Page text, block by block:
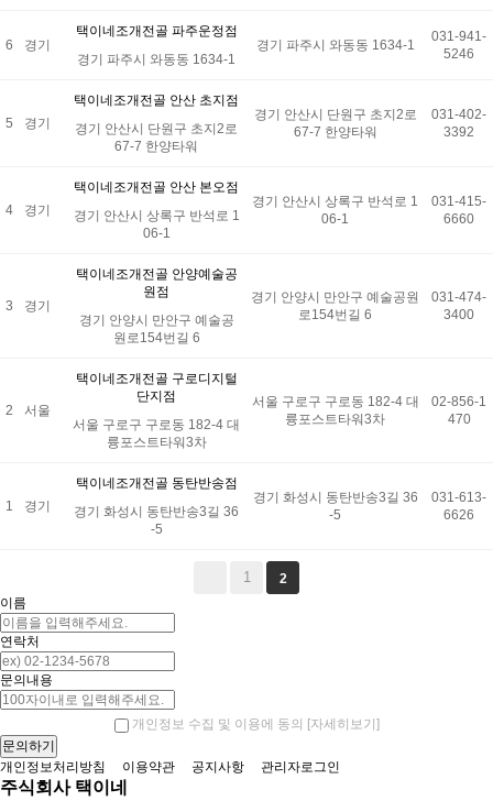
6 경기
택이네조개전골 파주운정점
경기 파주시 와동동 1634-1
경기 파주시 와동동 1634-1
031-941-
5246
5 경기
택이네조개전골 안산 초지점
경기 안산시 단원구 초지2로
67-7 한양타워
경기 안산시 단원구 초지2로
67-7 한양타워
031-402-
3392
4 경기
택이네조개전골 안산 본오점
경기 안산시 상록구 반석로 1
06-1
경기 안산시 상록구 반석로 1
06-1
031-415-
6660
3 경기
택이네조개전골 안양예술공
원점
경기 안양시 만안구 예술공
원로154번길 6
경기 안양시 만안구 예술공원
로154번길 6
031-474-
3400
2 서울
택이네조개전골 구로디지털
단지점
서울 구로구 구로동 182-4 대
륭포스트타워3차
서울 구로구 구로동 182-4 대
륭포스트타워3차
02-856-1
470
1 경기
택이네조개전골 동탄반송점
경기 화성시 동탄반송3길 36
-5
경기 화성시 동탄반송3길 36
-5
031-613-
6626
1
2
이름
연락처
문의내용
개인정보 수집 및 이용에 동의 [자세히보기]
개인정보처리방침 이용약관 공지사항 관리자로그인
주식회사 택이네